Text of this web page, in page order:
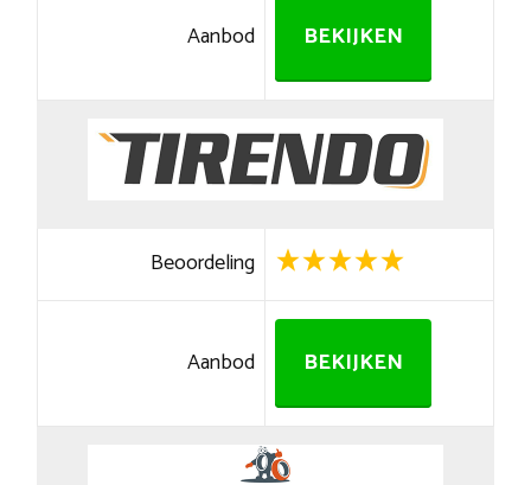
Aanbod BEKIJKEN
Beoordeling
Aanbod BEKIJKEN